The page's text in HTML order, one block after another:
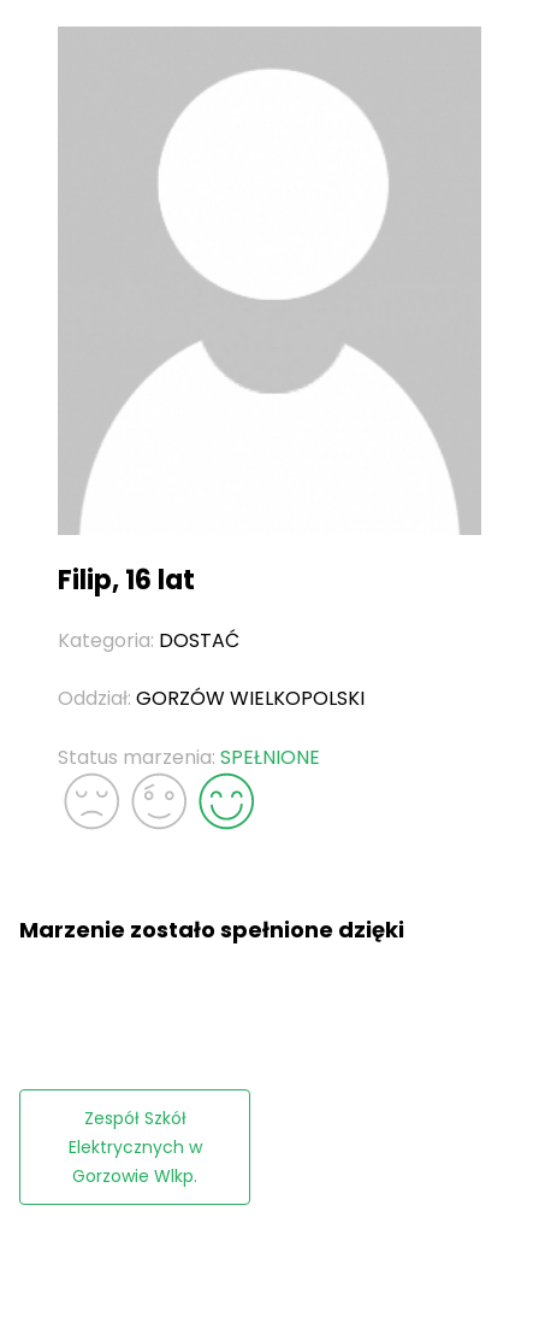
Filip, 16 lat
Kategoria: DOSTAĆ
Oddział: GORZÓW WIELKOPOLSKI
Status marzenia: SPEŁNIONE
Marzenie zostało spełnione dzięki
Zespół Szkół
Elektrycznych w
Gorzowie Wlkp.